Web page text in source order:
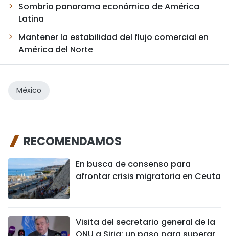
Sombrío panorama económico de América
Latina
Mantener la estabilidad del flujo comercial en
América del Norte
México
RECOMENDAMOS
En busca de consenso para
afrontar crisis migratoria en Ceuta
Visita del secretario general de la